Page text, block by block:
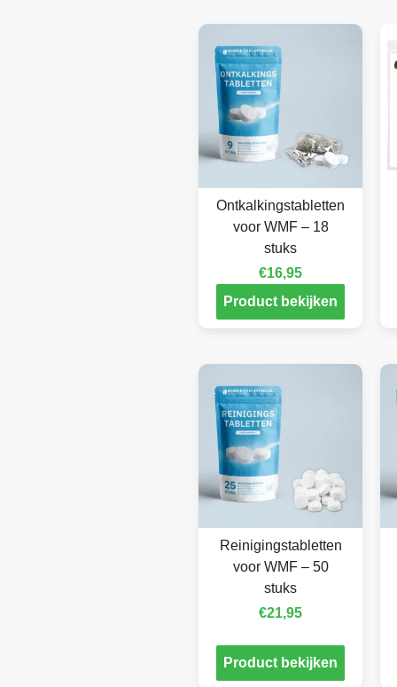
Ontkalkingstabletten
voor WMF – 18
stuks
€16,95
Product bekijken
Reinigingstabletten
voor WMF – 50
stuks
€21,95
Product bekijken